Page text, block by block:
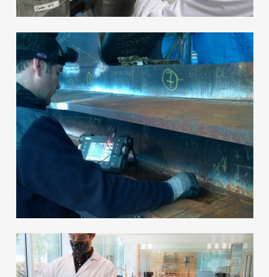
Corrosión y protección de
materiales
Más
Ensayos No Destructivos